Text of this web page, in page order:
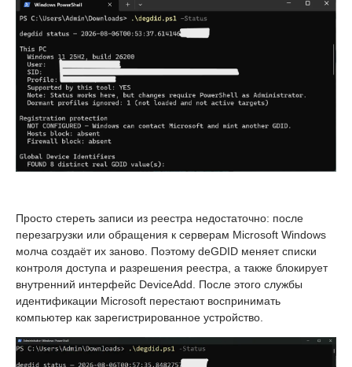
Просто стереть записи из реестра недостаточно: после
перезагрузки или обращения к серверам Microsoft Windows
молча создаёт их заново. Поэтому deGDID меняет списки
контроля доступа и разрешения реестра, а также блокирует
внутренний интерфейс DeviceAdd. После этого службы
идентификации Microsoft перестают воспринимать
компьютер как зарегистрированное устройство.